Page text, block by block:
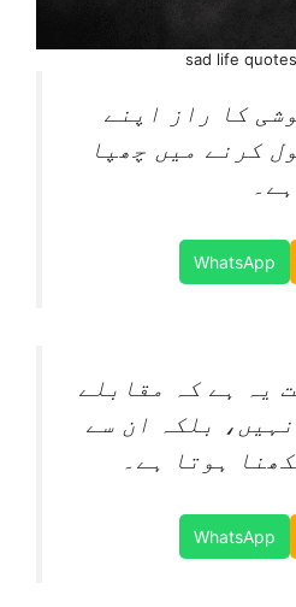
sad life
کا راز اپنے
کرنے میں چھپا
ہے۔
WhatsApp
یہ ہے کہ مقابلے
بلکہ ان سے
ہوتا ہے۔
WhatsApp